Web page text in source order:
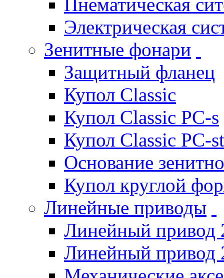
Электрическая
Зенитные фонари
Защитный фланец
Купол Classic
Купол Classic PC-s
Купол Classic PC-st
Основание
Купол круглой
Линейные приводы
Линейный привод
Линейный привод